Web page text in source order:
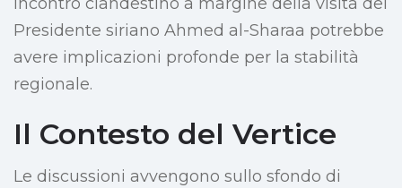
Presidente siriano Ahmed al-Sharaa potrebbe
avere implicazioni profonde per la stabilità
regionale.
Il Contesto del Vertice
Le discussioni avvengono sullo sfondo di